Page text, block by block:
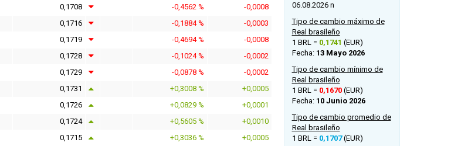
0,1708 -0,4562 %
-0,0008
0,1716 -0,1884 %
-0,0003
0,1719 -0,4694 %
-0,0008
0,1728 -0,1024 %
-0,0002
0,1729 -0,0878 %
-0,0002
0,1731 +0,3008 %
+0,0005
0,1726 +0,0829 %
+0,0001
0,1724 +0,5605 %
+0,0010
0,1715 +0,3036 %
+0,0005
06.08.2026 n
Tipo de cambio máximo de
Real brasileño
1 BRL = 0,1741 (EUR)
Fecha: 13 Mayo 2026
Tipo de cambio mínimo de
Real brasileño
1 BRL = 0,1670(EUR)
Fecha: 10 Junio 2026
Tipo de cambio promedio de
Real brasileño
1 BRL = 0,1707(EUR)